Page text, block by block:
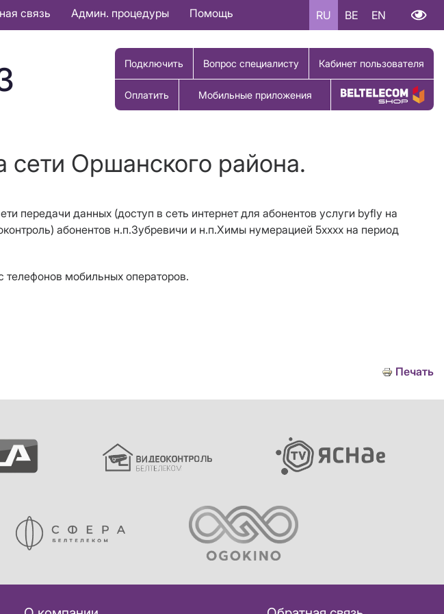
связь Админ. процедуры Помощь RU BE EN
Подключить Вопрос специалисту Кабинет пользователя
Оплатить Мобильные приложения Купить товар
сети Оршанского района.
передачи данных (доступ в сеть интернет для абонентов услуги byfly на
абонентов н.п.Зубревичи и н.п.Химы нумерацией 5хххх на период
телефонов мобильных операторов.
Печать